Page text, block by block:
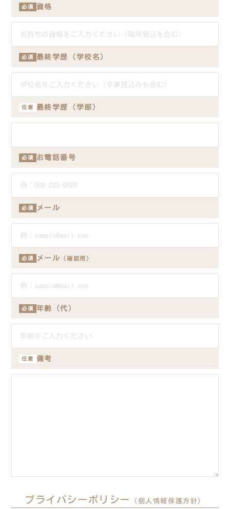
必須 資格
必須 最終学歴（学校名）
任意 最終学歴（学部）
必須 お電話番号
必須 メール
必須 メール （確認用）
必須 年齢（代）
任意 備考
プライバシーポリシー （個人情報保護方針）